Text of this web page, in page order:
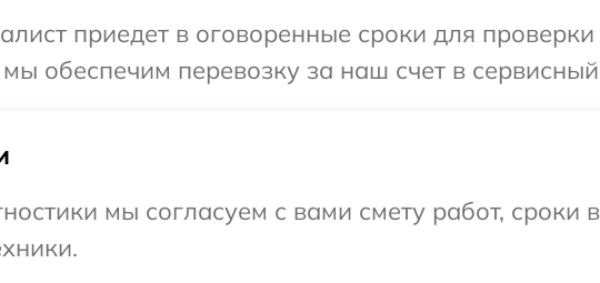
приедет в оговоренные сроки для
обеспечим перевозку за наш счет в
мы согласуем с вами смету работ, сроки